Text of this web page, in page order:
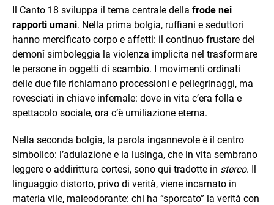
Il Canto 18 sviluppa il tema centrale della frode nei
rapporti umani. Nella prima bolgia, ruffiani e seduttori
hanno mercificato corpo e affetti: il continuo frustare dei
demonî simboleggia la violenza implicita nel trasformare
le persone in oggetti di scambio. I movimenti ordinati
delle due file richiamano processioni e pellegrinaggi, ma
rovesciati in chiave infernale: dove in vita c’era folla e
spettacolo sociale, ora c’è umiliazione eterna.
Nella seconda bolgia, la parola ingannevole è il centro
simbolico: l’adulazione e la lusinga, che in vita sembrano
leggere o addirittura cortesi, sono qui tradotte in sterco. Il
linguaggio distorto, privo di verità, viene incarnato in
materia vile, maleodorante: chi ha “sporcato” la verità con